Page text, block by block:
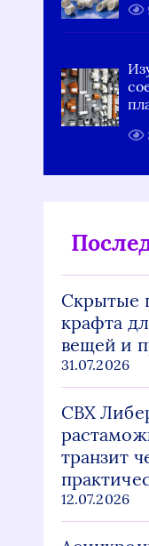
Скрытые
крафта
вещей и
31.07.2026
СВХ
транзит
12.07.2026